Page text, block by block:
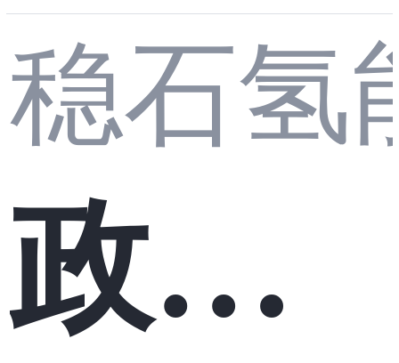
从烟
人分
稳石氢
政策